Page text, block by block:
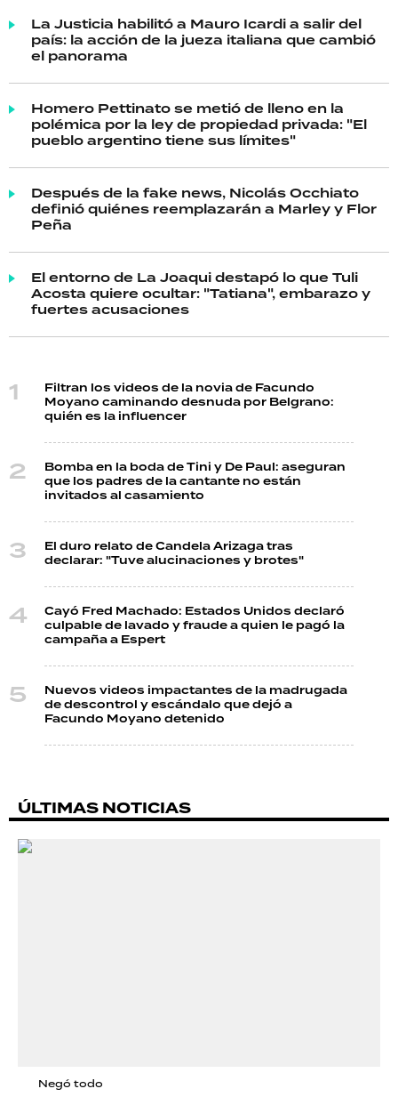
La Justicia habilitó a Mauro Icardi a salir del
país: la acción de la jueza italiana que cambió
el panorama
Homero Pettinato se metió de lleno en la
polémica por la ley de propiedad privada: "El
pueblo argentino tiene sus límites"
Después de la fake news, Nicolás Occhiato
definió quiénes reemplazarán a Marley y Flor
Peña
El entorno de La Joaqui destapó lo que Tuli
Acosta quiere ocultar: "Tatiana", embarazo y
fuertes acusaciones
Filtran los videos de la novia de Facundo
Moyano caminando desnuda por Belgrano:
quién es la influencer
Bomba en la boda de Tini y De Paul: aseguran
que los padres de la cantante no están
invitados al casamiento
El duro relato de Candela Arizaga tras
declarar: "Tuve alucinaciones y brotes"
Cayó Fred Machado: Estados Unidos declaró
culpable de lavado y fraude a quien le pagó la
campaña a Espert
Nuevos videos impactantes de la madrugada
de descontrol y escándalo que dejó a
Facundo Moyano detenido
ÚLTIMAS NOTICIAS
Negó todo